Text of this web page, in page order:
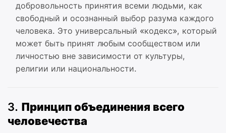
добровольность принятия всеми людьми, как
свободный и осознанный выбор разума каждого
человека. Это универсальный «кодекс», который
может быть принят любым сообществом или
личностью вне зависимости от культуры,
религии или национальности.
3. Принцип объединения всего
человечества